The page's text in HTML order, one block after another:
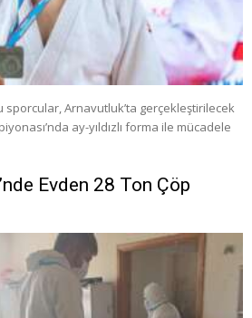
Arnavutluk’ta gerçekleştirilecek
ay-yıldızlı forma ile mücadele
Evden 28 Ton Çöp